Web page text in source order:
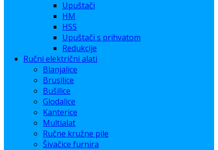
Upuštači
HM
HSS
Upuštači s prihvatom
Redukcije
Ručni električni alati
Blanjalice
Brusilice
Bušilice
Glodalice
Kanterice
Multialat
Ručne kružne pile
Šivačice furnira